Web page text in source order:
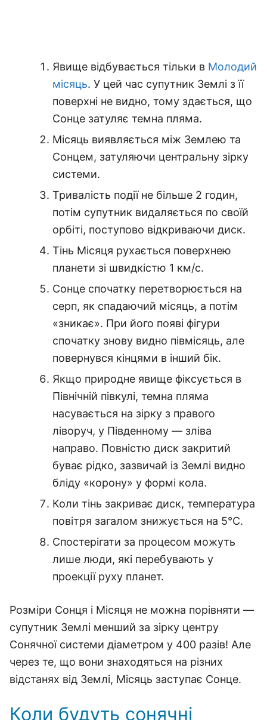
Явище відбувається тільки в Молодий
місяць. У цей час супутник Землі з її
поверхні не видно, тому здається, що
Сонце затуляє темна пляма.
Місяць виявляється між Землею та
Сонцем, затуляючи центральну зірку
системи.
Тривалість події не більше 2 годин,
потім супутник видаляється по своїй
орбіті, поступово відкриваючи диск.
Тінь Місяця рухається поверхнею
планети зі швидкістю 1 км/с.
Сонце спочатку перетворюється на
серп, як спадаючий місяць, а потім
«зникає». При його появі фігури
спочатку знову видно півмісяць, але
повернувся кінцями в інший бік.
Якщо природне явище фіксується в
Північній півкулі, темна пляма
насувається на зірку з правого
ліворуч, у Південному — зліва
направо. Повністю диск закритий
буває рідко, зазвичай із Землі видно
бліду «корону» у формі кола.
Коли тінь закриває диск, температура
повітря загалом знижується на 5°С.
Спостерігати за процесом можуть
лише люди, які перебувають у
проекції руху планет.
Розміри Сонця і Місяця не можна порівняти —
супутник Землі менший за зірку центру
Сонячної системи діаметром у 400 разів! Але
через те, що вони знаходяться на різних
відстанях від Землі, Місяць заступає Сонце.
Коли будуть сонячні